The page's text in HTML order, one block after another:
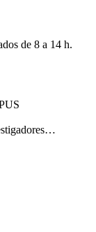
de 8 a 14 h.